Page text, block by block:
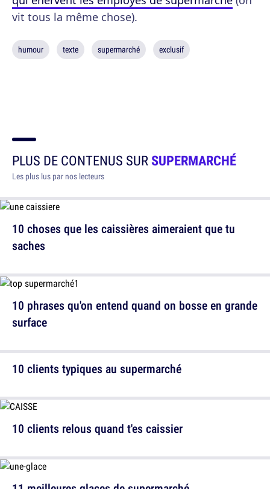
vit tous la même chose).
humour texte supermarché exclusif
PLUS DE CONTENUS SURSUPERMARCHÉ
Les plus lus par nos lecteurs
10 choses que les caissières aimeraient que tu
saches
10 clients typiques au supermarché
10 phrases qu'on entend quand on bosse en grande
surface
10 clients relous quand t'es caissier